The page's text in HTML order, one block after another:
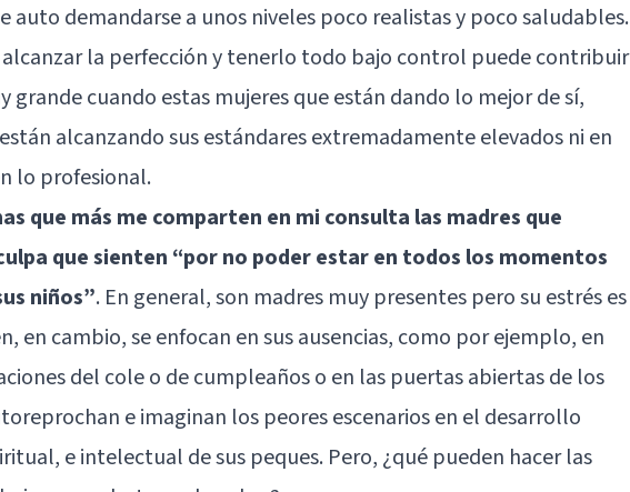
auto demandarse a unos niveles poco realistas y poco saludables.
la perfección y tenerlo todo bajo control puede contribuir
grande cuando estas mujeres que están dando lo mejor de sí,
alcanzando sus estándares extremadamente elevados ni en
lo profesional.
que más me comparten en mi consulta las madres que
que sienten “por no poder estar en todos los momentos
niños”. En general, son madres muy presentes pero su estrés es
en cambio, se enfocan en sus ausencias, como por ejemplo, en
del cole o de cumpleaños o en las puertas abiertas de los
e imaginan los peores escenarios en el desarrollo
e intelectual de sus peques. Pero, ¿qué pueden hacer las